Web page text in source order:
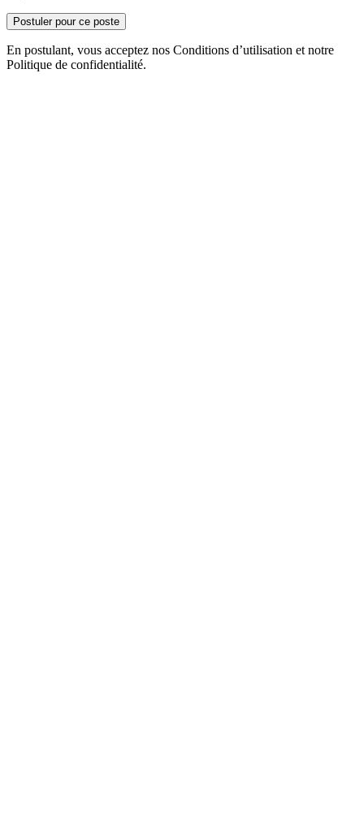
Postuler pour ce poste
En postulant, vous acceptez nos Conditions d’utilisation et notre
Politique de confidentialité.